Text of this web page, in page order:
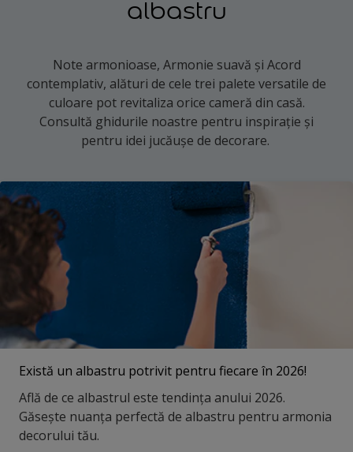
albastru
Note armonioase, Armonie suavă și Acord
contemplativ, alături de cele trei palete versatile de
culoare pot revitaliza orice cameră din casă.
Consultă ghidurile noastre pentru inspirație și
pentru idei jucăușe de decorare.
Există un albastru potrivit pentru fiecare în 2026!
Află de ce albastrul este tendința anului 2026.
Găsește nuanța perfectă de albastru pentru armonia
decorului tău.